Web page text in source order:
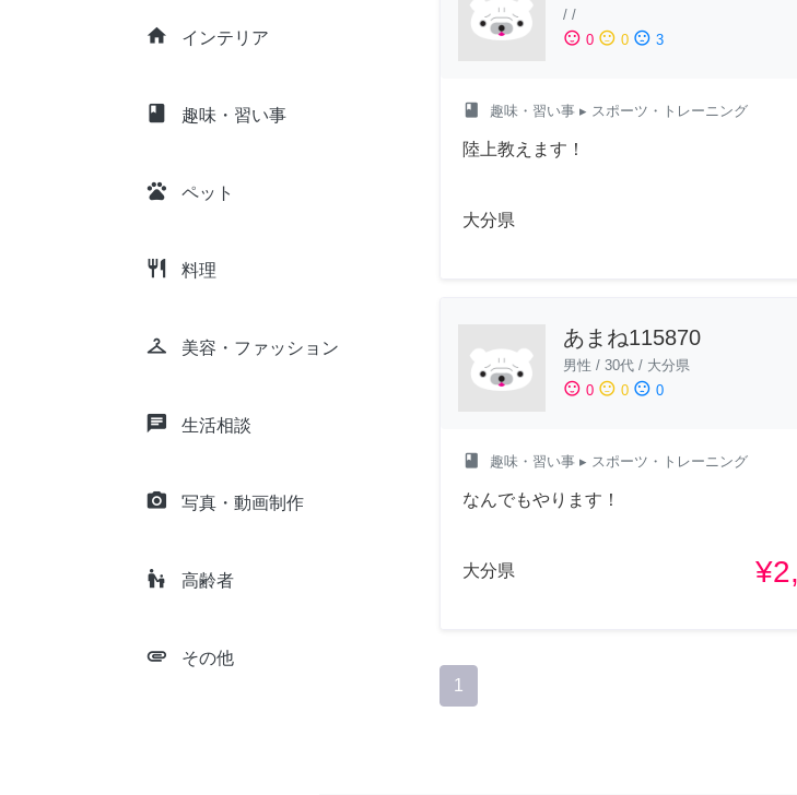
home インテリア
class 趣味・習い事
pets ペット
restaurant 料理
checkroom 美容・ファッション
chat 生活相談
camera_alt 写真・動画制作
escalator_warning 高齢者
attachment その他
/ /
sentiment_satisfied 0 sentiment_neutral 0 sentiment_dissatisfied 3
class 趣味・習い事 ▸ スポーツ・トレーニング
陸上教えます！
大分県
あまね115870
男性 / 30代 / 大分県
sentiment_satisfied 0 sentiment_neutral 0 sentiment_dissatisfied 0
class 趣味・習い事 ▸ スポーツ・トレーニング
なんでもやります！
大分県
1